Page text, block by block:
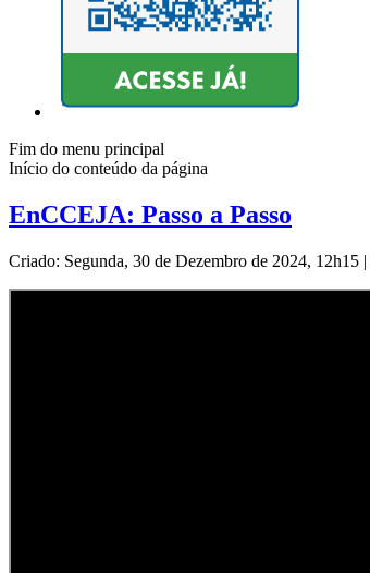
Fim do menu principal
Início do conteúdo da página
EnCCEJA: Passo a Passo
Criado: Segunda, 30 de Dezembro de 2024, 12h15 |